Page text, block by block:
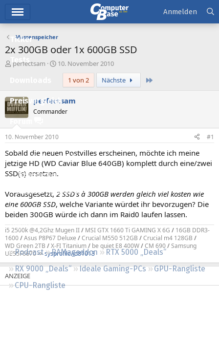
Ticker
Tests
Preisvergleich
Forum
Aktuelles
Empfohlene Inhalte
Neue Beiträge
Neueste Aktivitäten
Leserartikel
Regeln
Podcast RAMageddon
RTX 5000 „Deals“
RX 9000 „Deals“
Ideale Gaming-PCs
GPU-Rangliste
CPU-Rangliste
Anmelden
Massenspeicher
2x 300GB oder 1x 600GB SSD
E
e
l
l
e
perfectsam
E
e
l
a
m
10. November 2010
1 von 2
Nächste
perfectsam
Commander
10. November 2010 #1
Sobald die neuen Postvilles erscheinen, möchte ich meine
jetzige HD (WD Caviar Blue 640GB) komplett durch eine/zwei
SSD(s) ersetzen.
Vorausgesetzt, 2 SSD's à 300GB werden gleich viel kosten wie
eine 600GB SSD, welche Variante würdet ihr bevorzugen? Die
beiden 300GB würde ich dann im Raid0 laufen lassen.
i5 2500k @4,2Ghz Mugen II/ MSI GTX 1660 Ti GAMING X 6G / 16GB DDR3-
1600/Asus P8P67 Deluxe /Crucial M550 512GB /Crucial m4 128GB /
WD Green 2TB /X-FI Titanium/ be quiet E8 400W/CM 690/Samsung
UE55F6670->sysprofile/id81013